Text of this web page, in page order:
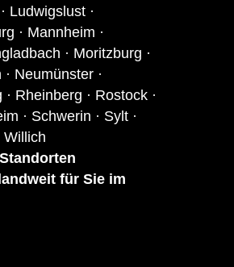
Ludwigslust ·
· Mannheim ·
· Moritzburg ·
Neumünster ·
Rheinberg · Rostock ·
· Schwerin · Sylt ·
Willich
tandorten
für Sie im